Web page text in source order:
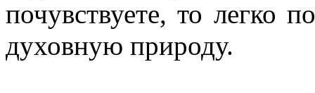
почувствуете, то легко
духовную природу.